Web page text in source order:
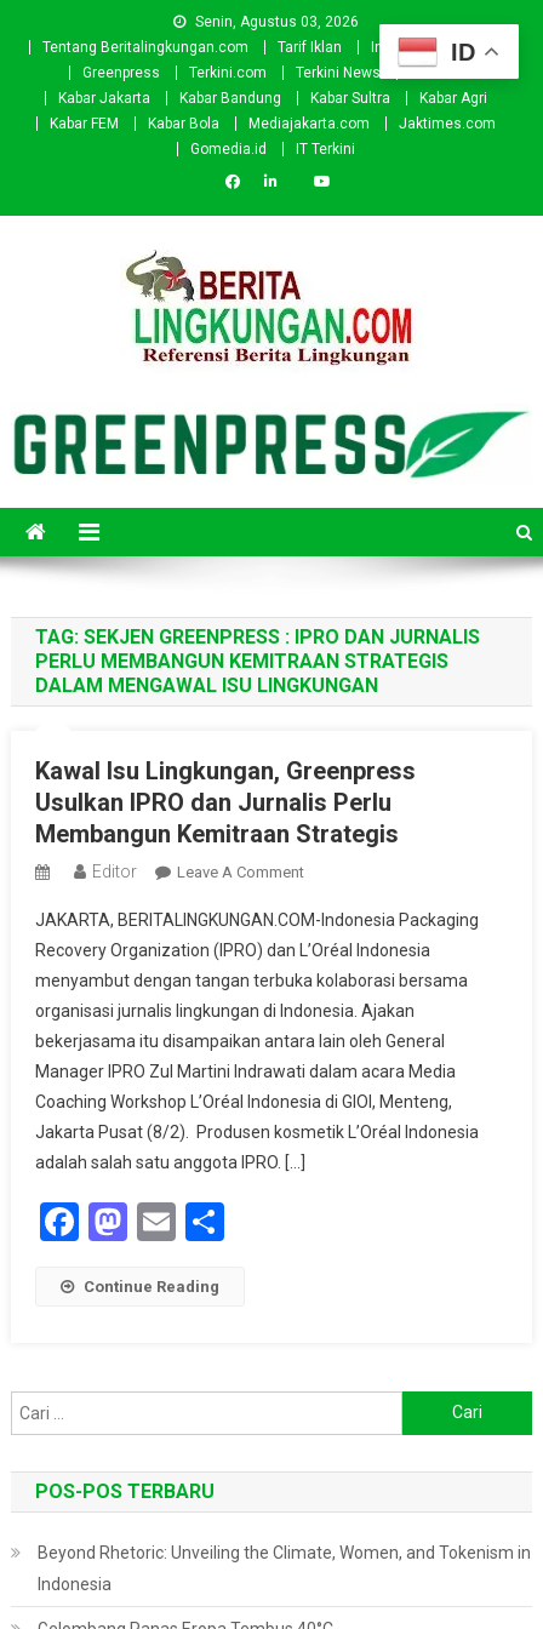
Senin, Agustus 03, 2026
Tentang Beritalingkungan.com
Tarif Iklan Investor
Donasi
Greenpress
Terkini.com Terkini News
Kabar.id
Kabar Jakarta
Kabar Bandung Kabar Sultra
Kabar Agri
Kabar FEM
Kabar Bola Mediajakarta.com
Jaktimes.com
Gomedia.id
IT Terkini
TAG: SEKJEN GREENPRESS : IPRO DAN JURNALIS
PERLU MEMBANGUN KEMITRAAN STRATEGIS
DALAM MENGAWAL ISU LINGKUNGAN
Kawal Isu Lingkungan, Greenpress
Usulkan IPRO dan Jurnalis Perlu
Membangun Kemitraan Strategis
Editor Leave A CommentOn
Isu
Lingkungan,
Greenpress
Usulkan
IPRO
Dan
Jurnalis
Perlu
Kemitraan
JAKARTA, BERITALINGKUNGAN.COM-Indonesia Packaging
Recovery Organization (IPRO) dan L’Oréal Indonesia
menyambut dengan tangan terbuka kolaborasi bersama
organisasi jurnalis lingkungan di Indonesia. Ajakan
bekerjasama itu disampaikan antara lain oleh General
Manager IPRO Zul Martini Indrawati dalam acara Media
Coaching Workshop L’Oréal Indonesia di GIOI, Menteng,
Jakarta Pusat (8/2). Produsen kosmetik L’Oréal Indonesia
adalah salah satu anggota IPRO. […]
Facebook
Mastodon
EmailShare
Continue Reading
untuk:
POS-POS TERBARU
Beyond Rhetoric: Unveiling the Climate, Women, and Tokenism in
Indonesia
ID